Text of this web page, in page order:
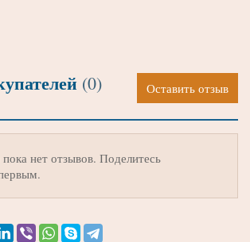
(0) Оставить отзыв
нет отзывов. Поделитесь